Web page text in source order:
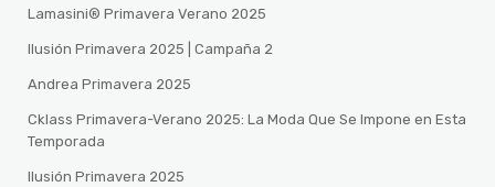
Lamasini® Primavera Verano 2025
Ilusión Primavera 2025 | Campaña 2
Andrea Primavera 2025
Cklass Primavera-Verano 2025: La Moda Que Se Impone en Esta
Temporada
Ilusión Primavera 2025